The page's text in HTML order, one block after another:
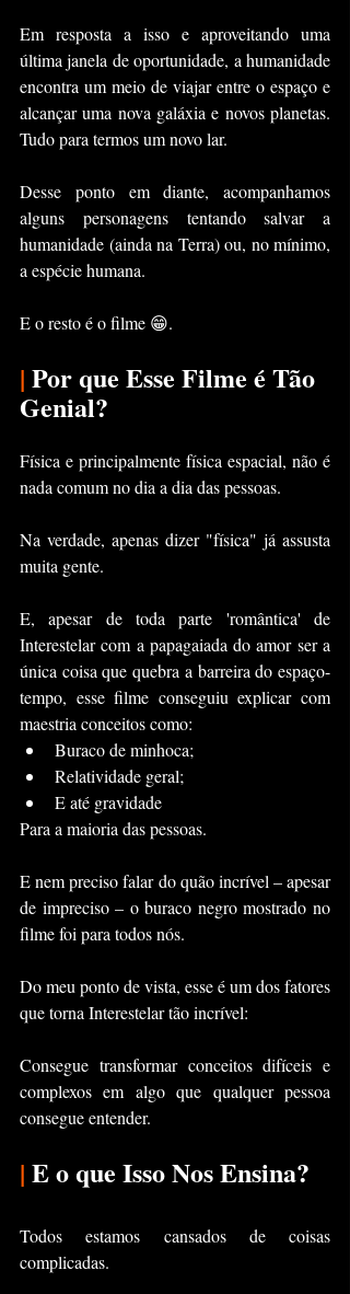
Em resposta a isso e aproveitando uma
última janela de oportunidade, a humanidade
encontra um meio de viajar entre o espaço e
alcançar uma nova galáxia e novos planetas.
Tudo para termos um novo lar.
Desse ponto em diante, acompanhamos
alguns personagens tentando salvar a
humanidade (ainda na Terra) ou, no mínimo,
a espécie humana.
E o resto é o filme 😁.
| Por que Esse Filme é Tão
Genial?
Física e principalmente física espacial, não é
nada comum no dia a dia das pessoas.
Na verdade, apenas dizer "física" já assusta
muita gente.
E, apesar de toda parte 'romântica' de
Interestelar com a papagaiada do amor ser a
única coisa que quebra a barreira do espaço-
tempo, esse filme conseguiu explicar com
maestria conceitos como:
Buraco de minhoca;
Relatividade geral;
E até gravidade
Para a maioria das pessoas.
E nem preciso falar do quão incrível – apesar
de impreciso – o buraco negro mostrado no
filme foi para todos nós.
Do meu ponto de vista, esse é um dos fatores
que torna Interestelar tão incrível:
Consegue transformar conceitos difíceis e
complexos em algo que qualquer pessoa
consegue entender.
| E o que Isso Nos Ensina?
Todos estamos cansados de coisas
complicadas.